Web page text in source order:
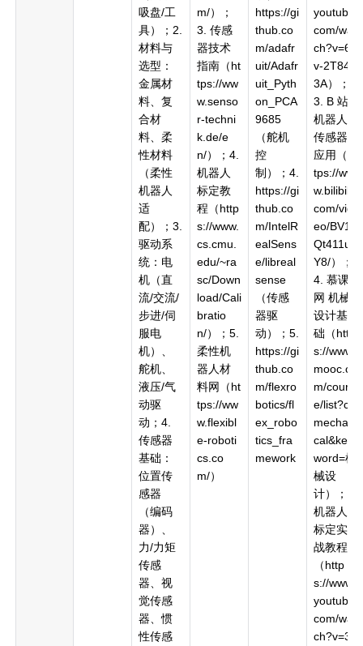
吸盘/工
具）；2.
材料与
选型：
金属材
料、复
合材
料、柔
性材料
（柔性
机器人
适
配）；3.
驱动系
统：电
机（直
流/交流/
步进/伺
服电
机）、
舵机、
液压/气
动驱
动；4.
传感器
基础：
位置传
感器
（编码
器）、
力/力矩
传感
器、视
觉传感
器、惯
性传感
m/）；
3. 传感
器技术
指南（ht
tps://ww
w.senso
r-techni
k.de/e
n/）；4.
机器人
标定教
程（http
s://www.
cs.cmu.
edu/~ra
sc/Down
load/Cali
bratio
n/）；5.
柔性机
器人材
料网（ht
tps://ww
w.flexibl
e-roboti
cs.co
m/）
https://gi
thub.co
m/adafr
uit/Adafr
uit_Pyth
on_PCA
9685
（舵机
控
制）；4.
https://gi
thub.co
m/IntelR
ealSens
e/libreal
sense
（传感
器驱
动）；5.
https://gi
thub.co
m/flexro
botics/fl
ex_robo
tics_fra
mework
youtube.
com/wat
ch?v=6Z
v-2T84X
3A）；
3. B 站
机器人
传感器
应用（ht
tps://ww
w.bilibili.
com/vid
eo/BV1
Qt411u7
Y8/）；
4. 慕课
网 机械
设计基
础（http
s://www.i
mooc.co
m/cours
e/list?c=
mechani
cal&key
word=机
械设
计）；5.
机器人
标定实
战教程
（http
s://www.
youtube.
com/wat
ch?v=3y